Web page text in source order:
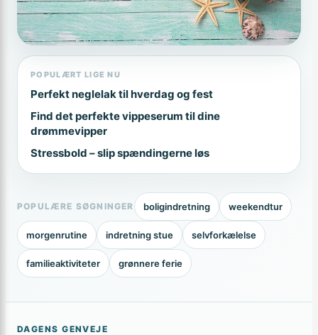
POPULÆRT LIGE NU
Perfekt neglelak til hverdag og fest
Find det perfekte vippeserum til dine
drømmevipper
Stressbold – slip spændingerne løs
POPULÆRE SØGNINGER boligindretning weekendtur
morgenrutine indretning stue selvforkælelse
familieaktiviteter grønnere ferie
DAGENS GENVEJE